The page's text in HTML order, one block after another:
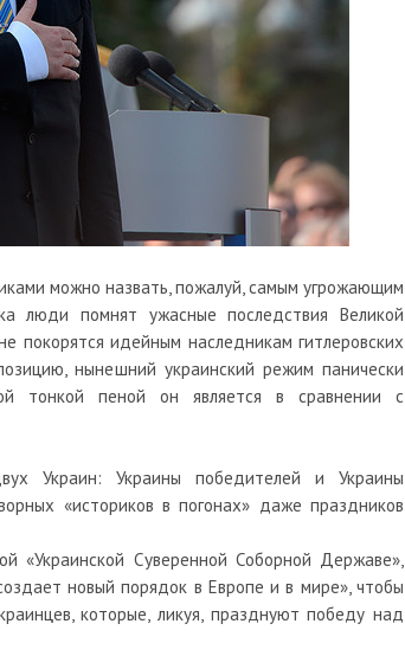
можно назвать, пожалуй, самым угрожающим
люди помнят ужасные последствия Великой
покорятся идейным наследникам гитлеровских
нынешний украинский режим панически
тонкой пеной он является в сравнении с
Украин: Украины победителей и Украины
«историков в погонах» даже праздников
«Украинской Суверенной Соборной Державе»,
новый порядок в Европе и в мире», чтобы
которые, ликуя, празднуют победу над